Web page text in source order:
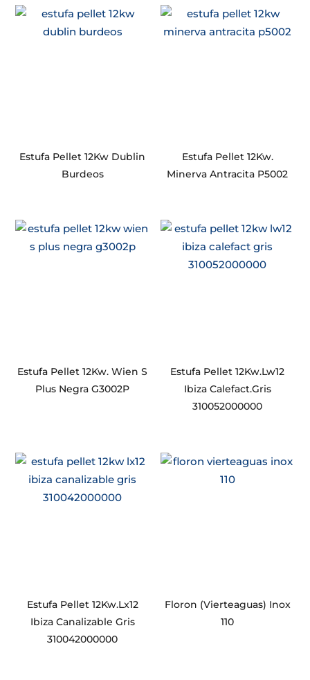
Estufa Pellet 12Kw Dublin
Burdeos
Estufa Pellet 12Kw.
Minerva Antracita P5002
Estufa Pellet 12Kw. Wien S
Plus Negra G3002P
Estufa Pellet 12Kw.Lw12
Ibiza Calefact.Gris
310052000000
Estufa Pellet 12Kw.Lx12
Ibiza Canalizable Gris
310042000000
Floron (Vierteaguas) Inox
110